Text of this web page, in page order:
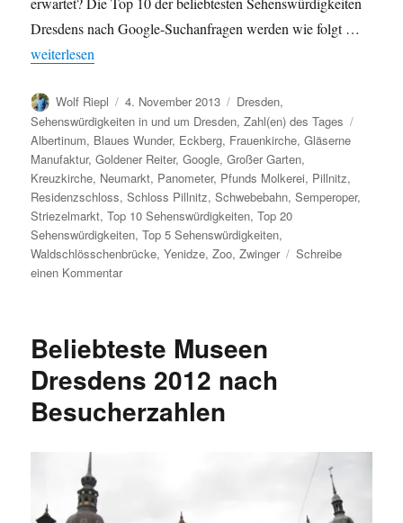
Dresdens nach Google-Suchanfragen werden wie folgt …
„Beliebteste Sehenswürdigkeiten Dresdens 2013 nach Google-
weiterlesen
Autor
Wolf Riepl
Veröffentlicht
am
4. November 2013 Kategorien
Dresden,
Sehenswürdigkeiten in und um Dresden,Zahl(en) des Tages
Albertinum, Blaues Wunder, Eckberg, Frauenkirche,Gläserne
Manufaktur,Goldener Reiter,Google,Großer Garten,
Kreuzkirche, Neumarkt, Panometer, Pfunds Molkerei, Pillnitz,
Residenzschloss,Schloss Pillnitz,Schwebebahn,Semperoper,
Striezelmarkt,Top 10 Sehenswürdigkeiten,Top 20
Sehenswürdigkeiten,Top 5 Sehenswürdigkeiten,
Waldschlösschenbrücke,Yenidze,Zoo,Zwinger
Schreibe
einen Kommentarzu
2013
Google-
Suchanfragen
Beliebteste Museen
Dresdens 2012 nach
Besucherzahlen